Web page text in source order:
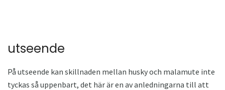
utseende
På utseende kan skillnaden mellan husky och malamute inte
tyckas så uppenbart, det här är en av anledningarna till att